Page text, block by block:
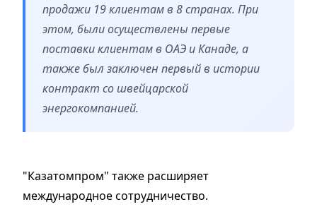
продажи 19 клиентам в 8 странах. При
этом, были осуществлены первые
поставки клиентам в ОАЭ и Канаде, а
также был заключен первый в истории
контракт со швейцарской
энергокомпанией.
"Казатомпром" также расширяет
международное сотрудничество.